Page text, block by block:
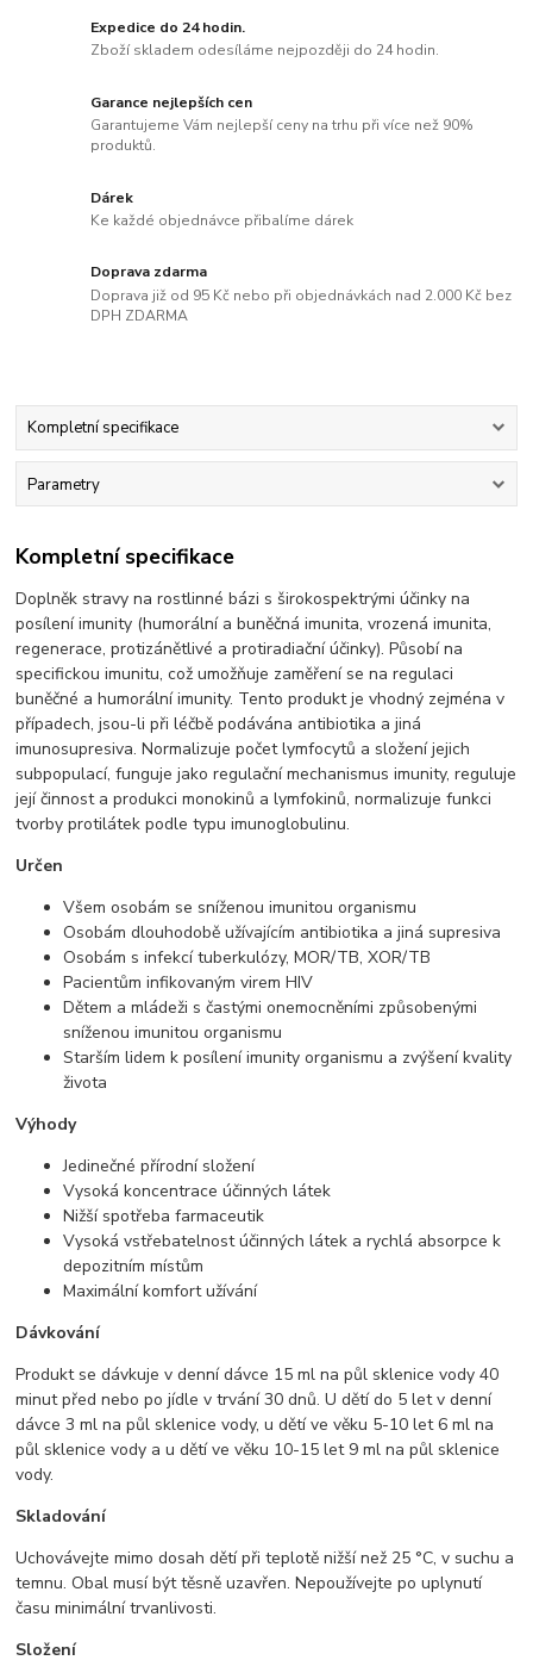
Expedice do 24 hodin.
Zboží skladem odesíláme nejpozději do 24 hodin.
Garance nejlepších cen
Garantujeme Vám nejlepší ceny na trhu při více než 90%
produktů.
Dárek
Ke každé objednávce přibalíme dárek
Doprava zdarma
Doprava již od 95 Kč nebo při objednávkách nad 2.000 Kč bez
DPH ZDARMA
Kompletní specifikace
Parametry
Kompletní specifikace
Doplněk stravy na rostlinné bázi s širokospektrými účinky na
posílení imunity (humorální a buněčná imunita, vrozená imunita,
regenerace, protizánětlivé a protiradiační účinky). Působí na
specifickou imunitu, což umožňuje zaměření se na regulaci
buněčné a humorální imunity. Tento produkt je vhodný zejména v
případech, jsou-li při léčbě podávána antibiotika a jiná
imunosupresiva. Normalizuje počet lymfocytů a složení jejich
subpopulací, funguje jako regulační mechanismus imunity, reguluje
její činnost a produkci monokinů a lymfokinů, normalizuje funkci
tvorby protilátek podle typu imunoglobulinu.
Určen
Všem osobám se sníženou imunitou organismu
Osobám dlouhodobě užívajícím antibiotika a jiná supresiva
Osobám s infekcí tuberkulózy, MOR/TB, XOR/TB
Pacientům infikovaným virem HIV
Dětem a mládeži s častými onemocněními způsobenými
sníženou imunitou organismu
Starším lidem k posílení imunity organismu a zvýšení kvality
života
Výhody
Jedinečné přírodní složení
Vysoká koncentrace účinných látek
Nižší spotřeba farmaceutik
Vysoká vstřebatelnost účinných látek a rychlá absorpce k
depozitním místům
Maximální komfort užívání
Dávkování
Produkt se dávkuje v denní dávce 15 ml na půl sklenice vody 40
minut před nebo po jídle v trvání 30 dnů. U dětí do 5 let v denní
dávce 3 ml na půl sklenice vody, u dětí ve věku 5-10 let 6 ml na
půl sklenice vody a u dětí ve věku 10-15 let 9 ml na půl sklenice
vody.
Skladování
Uchovávejte mimo dosah dětí při teplotě nižší než 25 °C, v suchu a
temnu. Obal musí být těsně uzavřen. Nepoužívejte po uplynutí
času minimální trvanlivosti.
Složení